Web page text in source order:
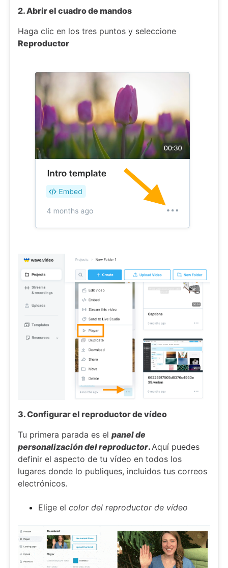
2. Abrir el cuadro de mandos
Haga clic en los tres puntos y seleccione
Reproductor
3. Configurar el reproductor de vídeo
Tu primera parada es el panel de
personalización del reproductor. Aquí puedes
definir el aspecto de tu vídeo en todos los
lugares donde lo publiques, incluidos tus correos
electrónicos.
Elige el color del reproductor de vídeo